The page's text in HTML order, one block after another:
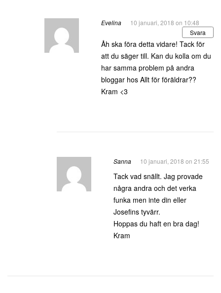
Evelina
10 januari, 2018 on 10:48
Svara
Åh ska föra detta vidare! Tack för
att du säger till. Kan du kolla om du
har samma problem på andra
bloggar hos Allt för föräldrar??
Kram <3
Sanna 10 januari, 2018 on 21:55
Tack vad snällt. Jag provade
några andra och det verka
funka men inte din eller
Josefins tyvärr.
Hoppas du haft en bra dag!
Kram